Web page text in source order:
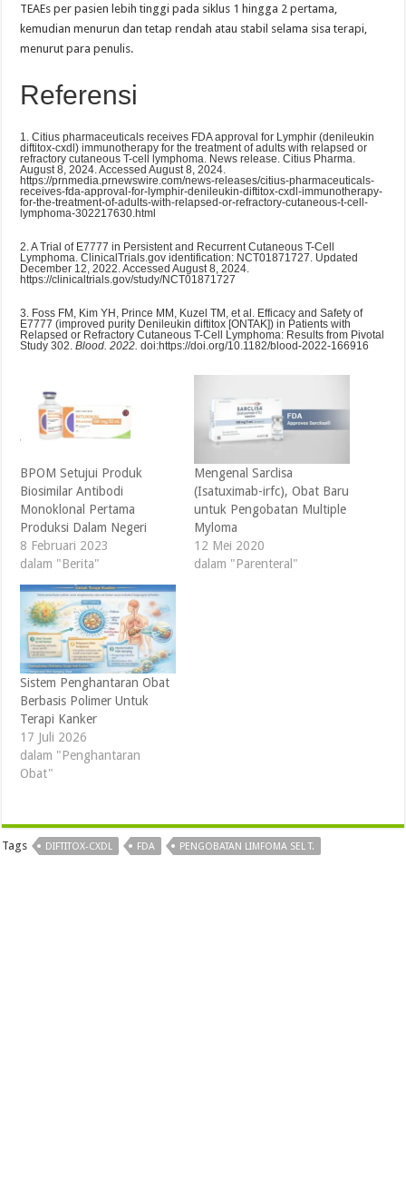
TEAEs per pasien lebih tinggi pada siklus 1 hingga 2 pertama,
kemudian menurun dan tetap rendah atau stabil selama sisa terapi,
menurut para penulis.
Referensi
1. Citius pharmaceuticals receives FDA approval for Lymphir (denileukin
diftitox-cxdl) immunotherapy for the treatment of adults with relapsed or
refractory cutaneous T-cell lymphoma. News release. Citius Pharma.
August 8, 2024. Accessed August 8, 2024.
https://prnmedia.prnewswire.com/news-releases/citius-pharmaceuticals-
receives-fda-approval-for-lymphir-denileukin-diftitox-cxdl-immunotherapy-
for-the-treatment-of-adults-with-relapsed-or-refractory-cutaneous-t-cell-
lymphoma-302217630.html
2. A Trial of E7777 in Persistent and Recurrent Cutaneous T-Cell
Lymphoma. ClinicalTrials.gov identification: NCT01871727. Updated
December 12, 2022. Accessed August 8, 2024.
https://clinicaltrials.gov/study/NCT01871727
3. Foss FM, Kim YH, Prince MM, Kuzel TM, et al. Efficacy and Safety of
E7777 (improved purity Denileukin diftitox [ONTAK]) in Patients with
Relapsed or Refractory Cutaneous T-Cell Lymphoma: Results from Pivotal
Study 302.Blood. 2022.doi:https://doi.org/10.1182/blood-2022-166916
BPOM Setujui Produk
Biosimilar Antibodi
Monoklonal Pertama
Produksi Dalam Negeri
8 Februari 2023
dalam "Berita"
Mengenal Sarclisa
(Isatuximab-irfc), Obat Baru
untuk Pengobatan Multiple
Myloma
12 Mei 2020
dalam "Parenteral"
Sistem Penghantaran Obat
Berbasis Polimer Untuk
Terapi Kanker
17 Juli 2026
dalam "Penghantaran
Obat"
Tags DIFTITOX-CXDL FDA PENGOBATAN LIMFOMA SEL T.